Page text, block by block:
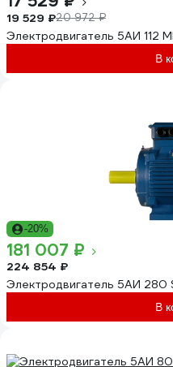
19 529 ₽20 972 ₽
Электродвигатель 5АИ 112
В
-20%
181 007 ₽
224 854 ₽
Электродвигатель 5АИ 280
В